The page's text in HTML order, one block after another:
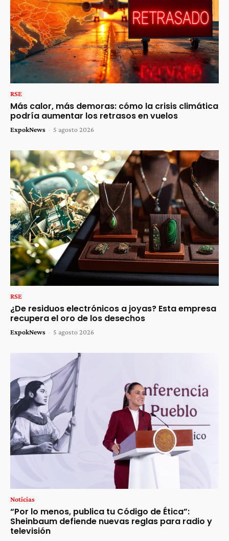
RSE
Más calor, más demoras: cómo la crisis climática
podría aumentar los retrasos en vuelos
ExpokNews - 5 agosto 2026
RSE
¿De residuos electrónicos a joyas? Esta empresa
recupera el oro de los desechos
ExpokNews - 5 agosto 2026
Noticias
“Por lo menos, publica tu Código de Ética”:
Sheinbaum defiende nuevas reglas para radio y
televisión